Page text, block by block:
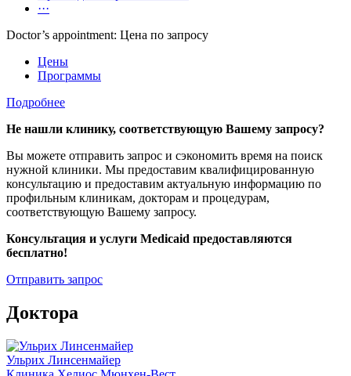
···
Doctor’s appointment: Цена по запросу
Цены
Программы
Подробнее
Не нашли клинику, соответствующую Вашему запросу?
Вы можете отправить запрос и сэкономить время на поиск
нужной клиники. Мы предоставим квалифицированную
консультацию и предоставим актуальную информацию по
профильным клиникам, докторам и процедурам,
соответствующую Вашему запросу.
Консультация и услуги Medicaid предоставляются
бесплатно!
Отправить запрос
Доктора
Ульрих Линсенмайер